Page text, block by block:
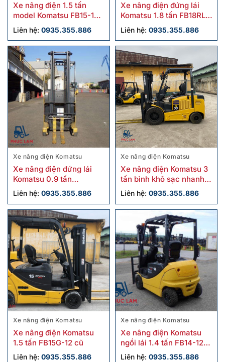
Xe nâng điện 1.5 tấn
model Komatsu FB15-12
cũ
Liên hệ: 0935.355.886
Xe nâng điện đứng lái
Komatsu 1.8 tấn FB18RL-
15 cũ
Liên hệ: 0935.355.886
Xe nâng điện Komatsu
Xe nâng điện đứng lái
Komatsu 0.9 tấn
FB09RS-14 cũ
Liên hệ: 0935.355.886
Xe nâng điện Komatsu
Xe nâng điện Komatsu 3
tấn bình khô sạc nhanh
FE30-1 cũ
Liên hệ: 0935.355.886
Xe nâng điện Komatsu
Xe nâng điện Komatsu
1.5 tấn FB15G-12 cũ
Liên hệ: 0935.355.886
Xe nâng điện Komatsu
Xe nâng điện Komatsu
ngồi lái 1.4 tấn FB14-12
cũ
Liên hệ: 0935.355.886